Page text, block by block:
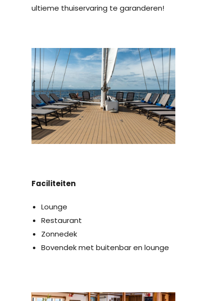
ultieme thuiservaring te garanderen!
Faciliteiten
Lounge
Restaurant
Zonnedek
Bovendek met buitenbar en lounge